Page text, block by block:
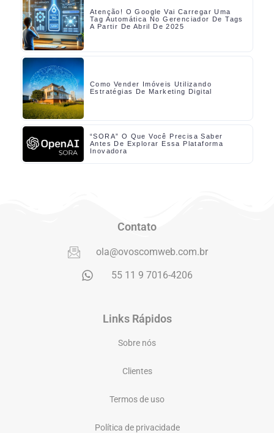
Atenção! O Google Vai Carregar Uma
Tag Automática No Gerenciador De Tags
A Partir De Abril De 2025
Como Vender Imóveis Utilizando
Estratégias De Marketing Digital
“SORA” O Que Você Precisa Saber
Antes De Explorar Essa Plataforma
Inovadora
Contato
ola@ovoscomweb.com.br
55 11 9 7016-4206
Links Rápidos
Sobre nós
Clientes
Termos de uso
Política de privacidade